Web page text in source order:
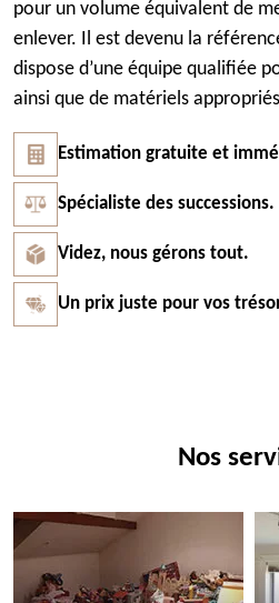
pour un volume équivalent de
enlever. Il est devenu la
dispose d’une équipe qualifiée
ainsi que de matériels
Estimation gratuite et
Spécialiste des successions.
Videz, nous gérons tout.
Un prix juste pour vos
Nos